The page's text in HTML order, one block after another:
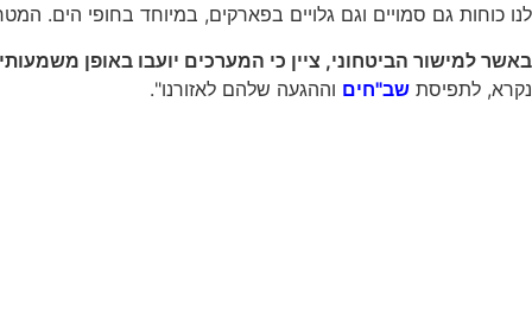
לנו כוחות גם סמויים וגם גלויים בפארקים, במיוחד בחופי
באשר למישור הביטחוני, ציין כי המערכים יועבו באופן
נקרא, לתפיסת שב"חים וההגעה שלהם לאזורנו".